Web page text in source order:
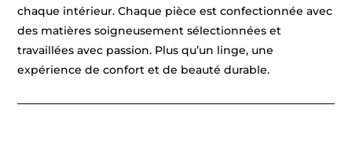
chaque intérieur. Chaque pièce est confectionnée avec
des matières soigneusement sélectionnées et
travaillées avec passion. Plus qu’un linge, une
expérience de confort et de beauté durable.